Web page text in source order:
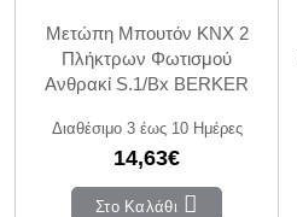
Μετώπη Μπουτόν KNX 2
Πλήκτρων Φωτισμού
Ανθρακί S.1/Bx BERKER
Διαθέσιμο 3 έως 10 Ημέρες
14,63€
Στο Καλάθι